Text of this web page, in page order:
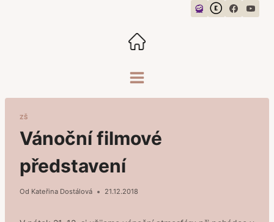
ZŠ
Vánoční filmové
představení
Od Kateřina Dostálová 21.12.2018